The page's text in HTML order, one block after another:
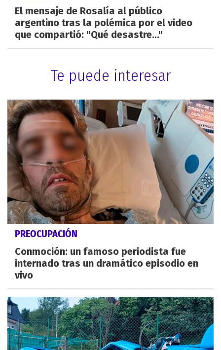
El mensaje de Rosalía al público
argentino tras la polémica por el video
que compartió: "Qué desastre..."
Te puede interesar
PREOCUPACIÓN
Conmoción: un famoso periodista fue
internado tras un dramático episodio en
vivo